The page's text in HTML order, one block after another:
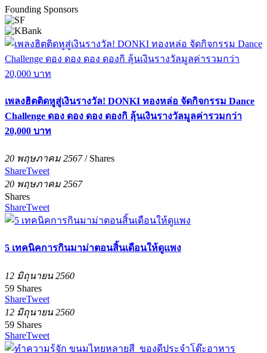
Founding Sponsors
เพลงฮิตติดหูสู่เงินรางวัล! DONKI ทองหล่อ จัดกิจกรรม Dance
Challenge ดอง ดอง ดอง ดองกิ ลุ้นเงินรางวัลมูลค่ารวมกว่า
20,000 บาท
20 พฤษภาคม 2567/ Shares
ShareTweet
20 พฤษภาคม 2567
Shares
ShareTweet
5 เทคนิคการกินมาม่าตอนสิ้นเดือนให้ดูแพง
12 มิถุนายน 2560
59 Shares
ShareTweet
12 มิถุนายน 2560
59 Shares
ShareTweet